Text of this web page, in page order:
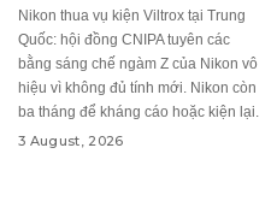
Nikon thua vụ kiện Viltrox tại Trung
Quốc: hội đồng CNIPA tuyên các
bằng sáng chế ngàm Z của Nikon vô
hiệu vì không đủ tính mới. Nikon còn
ba tháng để kháng cáo hoặc kiện lại.
3 August, 2026